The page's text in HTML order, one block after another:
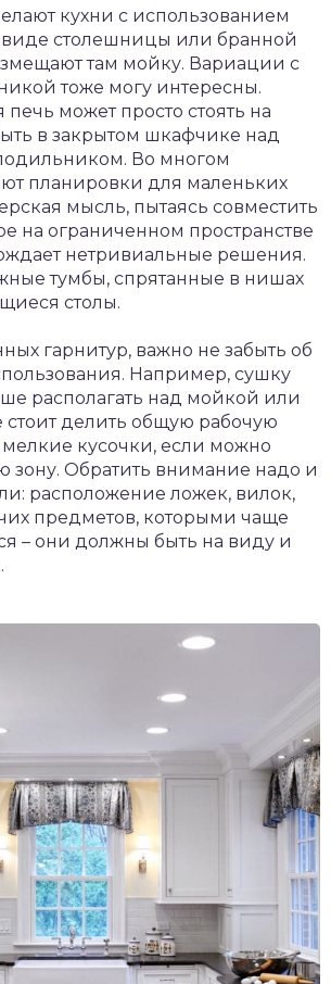
кухни с использованием
столешницы или бранной
там мойку. Вариации с
тоже могу интересны.
может просто стоять на
в закрытом шкафчике над
Во многом
планировки для маленьких
мысль, пытаясь совместить
на ограниченном пространстве
нетривиальные решения.
тумбы, спрятанные в нишах
столы.
гарнитур, важно не забыть об
Например, сушку
располагать над мойкой или
делить общую рабочую
мелкие кусочки, если можно
зону. Обратить внимание надо и
расположение ложек, вилок,
предметов, которыми чаще
– они должны быть на виду и